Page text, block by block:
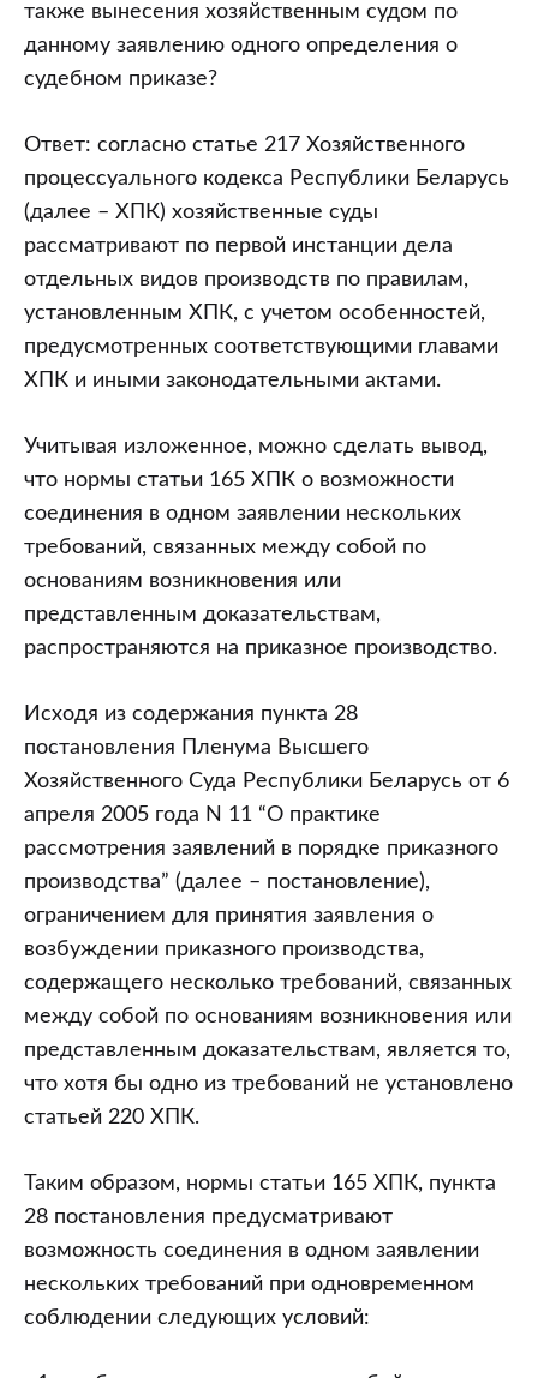
производства”
также вынесения хозяйственным судом по
данному заявлению одного определения о
судебном приказе?
Ответ: согласно статье 217 Хозяйственного
процессуального кодекса Республики Беларусь
(далее – ХПК) хозяйственные суды
рассматривают по первой инстанции дела
отдельных видов производств по правилам,
установленным ХПК, с учетом особенностей,
предусмотренных соответствующими главами
ХПК и иными законодательными актами.
Учитывая изложенное, можно сделать вывод,
что нормы статьи 165 ХПК о возможности
соединения в одном заявлении нескольких
требований, связанных между собой по
основаниям возникновения или
представленным доказательствам,
распространяются на приказное производство.
Исходя из содержания пункта 28
постановления Пленума Высшего
Хозяйственного Суда Республики Беларусь от 6
апреля 2005 года N 11 “О практике
рассмотрения заявлений в порядке приказного
производства” (далее – постановление),
ограничением для принятия заявления о
возбуждении приказного производства,
содержащего несколько требований, связанных
между собой по основаниям возникновения или
представленным доказательствам, является то,
что хотя бы одно из требований не установлено
статьей 220 ХПК.
Таким образом, нормы статьи 165 ХПК, пункта
28 постановления предусматривают
возможность соединения в одном заявлении
нескольких требований при одновременном
соблюдении следующих условий: